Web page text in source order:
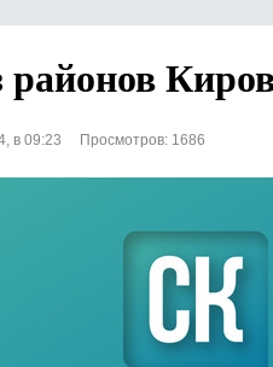
районов
в 09:23 Просмотров: 1686